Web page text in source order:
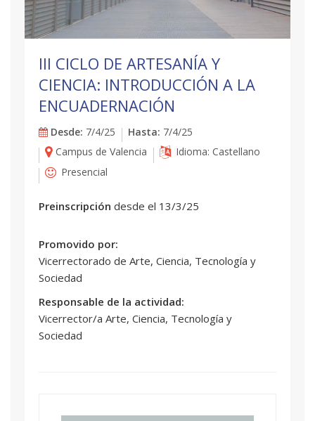
III CICLO DE ARTESANÍA Y
CIENCIA: INTRODUCCIÓN A LA
ENCUADERNACIÓN
Desde: 7/4/25 Hasta: 7/4/25
Campus de Valencia
Idioma: Castellano
Presencial
Preinscripción desde el 13/3/25
Promovido por:
Vicerrectorado de Arte, Ciencia, Tecnología y
Sociedad
Responsable de la actividad:
Vicerrector/a Arte, Ciencia, Tecnología y
Sociedad